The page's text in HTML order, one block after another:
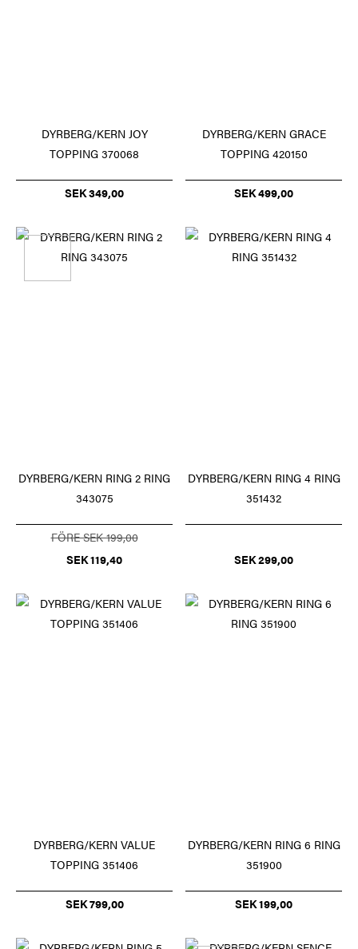
DYRBERG/KERN JOY
TOPPING 370068
SEK 349,00
DYRBERG/KERN GRACE
TOPPING 420150
SEK 499,00
DYRBERG/KERN RING 2 RING
343075
FÖRE SEK 199,00
SEK 119,40
DYRBERG/KERN RING 4 RING
351432
SEK 299,00
DYRBERG/KERN VALUE
TOPPING 351406
SEK 799,00
DYRBERG/KERN RING 6 RING
351900
SEK 199,00